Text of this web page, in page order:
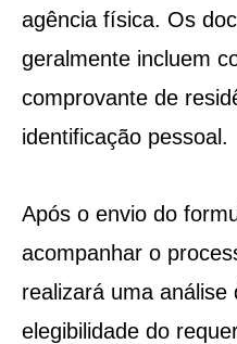
agência física. Os
geralmente incluem
comprovante de
identificação pessoal.
Após o envio do
acompanhar o
realizará uma
elegibilidade do